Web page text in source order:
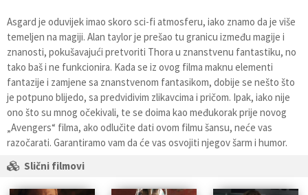
Asgard je oduvijek imao skoro sci-fi atmosferu, iako znamo da je više
temeljen na magiji. Alan taylor je prešao tu granicu između magije i
znanosti, pokušavajući pretvoriti Thora u znanstvenu fantastiku, no
tako baš i ne funkcionira. Kada se iz ovog filma maknu elementi
fantazije i zamjene sa znanstvenom fantasikom, dobije se nešto što
je potpuno blijedo, sa predvidivim zlikavcima i pričom. Ipak, iako nije
ono što su mnog očekivali, te se doima kao međukorak prije novog
„Avengers“ filma, ako odlučite dati ovom filmu šansu, neće vas
razočarati. Garantiramo vam da će vas osvojiti njegov šarm i humor.
Slični filmovi